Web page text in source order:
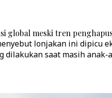
global meski tren
lonjakan ini
dilakukan saat masih anak-